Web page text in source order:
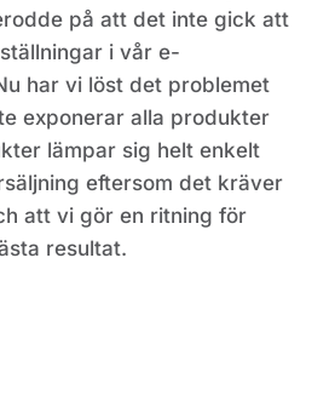
på att det inte gick att
i vår e-
har vi löst det problemet
exponerar alla produkter
lämpar sig helt enkelt
eftersom det kräver
att vi gör en ritning för
resultat.